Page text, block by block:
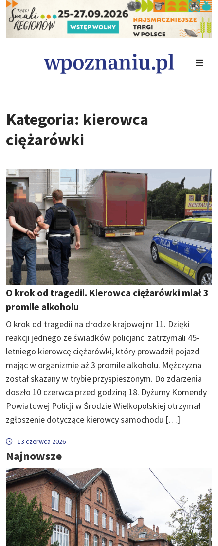
Kategoria: kierowca
ciężarówki
O krok od tragedii. Kierowca ciężarówki miał 3
promile alkoholu
O krok od tragedii na drodze krajowej nr 11. Dzięki
reakcji jednego ze świadków policjanci zatrzymali 45-
letniego kierowcę ciężarówki, który prowadził pojazd
mając w organizmie aż 3 promile alkoholu. Mężczyzna
został skazany w trybie przyspieszonym. Do zdarzenia
doszło 10 czerwca przed godziną 18. Dyżurny Komendy
Powiatowej Policji w Środzie Wielkopolskiej otrzymał
zgłoszenie dotyczące kierowcy samochodu […]
13 czerwca 2026
Najnowsze